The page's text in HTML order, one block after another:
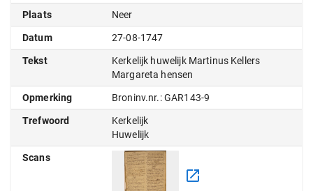
Plaats Neer
Datum 27-08-1747
Tekst
Kerkelijk huwelijk Martinus Kellers
Margareta hensen
Opmerking Broninv.nr.: GAR143-9
Trefwoord
Kerkelijk
Huwelijk
Scans